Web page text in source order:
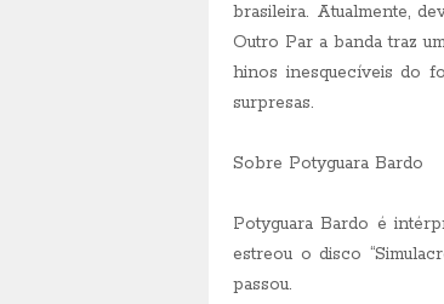
brasileira. Atualmente,
Outro Par a banda traz
hinos inesquecíveis do
surpresas.
Sobre Potyguara Bardo
Potyguara Bardo é
estreou o disco
passou.